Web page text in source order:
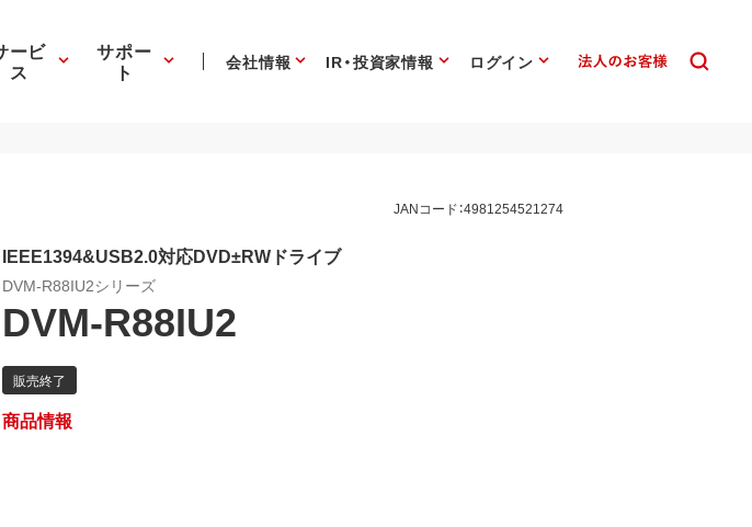
ービ
ス
サポー
ト 会社情報 IR・投資家情報 ログイン
JANコード：4981254521274
IEEE1394&USB2.0対応DVD±RWドライブ
DVM-R88IU2シリーズ
DVM-R88IU2
商品情報